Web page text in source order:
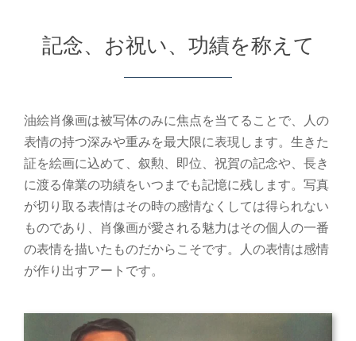
記念、お祝い、功績を称えて
油絵肖像画は被写体のみに焦点を当てることで、人の
表情の持つ深みや重みを最大限に表現します。生きた
証を絵画に込めて、叙勲、即位、祝賀の記念や、長き
に渡る偉業の功績をいつまでも記憶に残します。写真
が切り取る表情はその時の感情なくしては得られない
ものであり、肖像画が愛される魅力はその個人の一番
の表情を描いたものだからこそです。人の表情は感情
が作り出すアートです。